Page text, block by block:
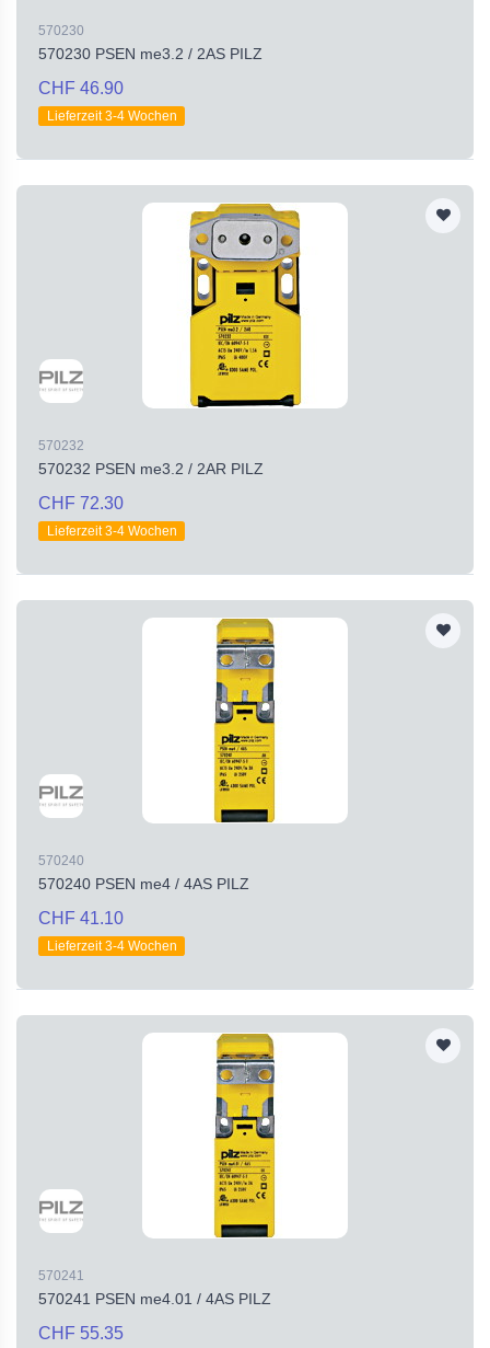
570230
570230 PSEN me3.2 / 2AS PILZ
CHF 46.90
Lieferzeit 3-4 Wochen
570232
570232 PSEN me3.2 / 2AR PILZ
CHF 72.30
Lieferzeit 3-4 Wochen
570240
570240 PSEN me4 / 4AS PILZ
CHF 41.10
Lieferzeit 3-4 Wochen
570241
570241 PSEN me4.01 / 4AS PILZ
CHF 55.35